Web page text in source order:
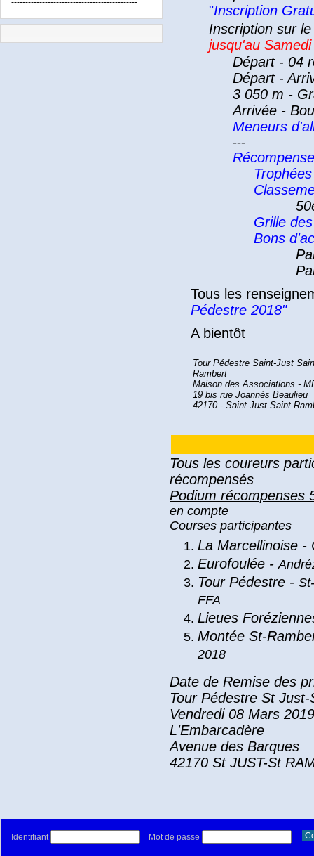
"Inscription
Inscription sur
jusqu'au
Départ - 04
Départ -
3 050 m -
Arrivée -
Meneurs
---
Grille
Bons
Tous les
Pédestre 2018"
A bientôt
Tour Pédestre Saint-Just
Rambert
Maison des Associations -
19 bis rue Joannés Beaulieu
42170 - Saint-Just Saint-
Tous les coureurs
récompensés
Podium récompenses
en compte
Courses participantes
La Marcellinoise -
Eurofoulée -
Tour Pédestre -
FFA
Lieues Forézienne
Montée St-
2018
Date de Remise des
Tour Pédestre St
Vendredi 08 Mars
L'Embarcadère
Avenue des Barques
42170 St JUST-St
Identifiant Mot de passe